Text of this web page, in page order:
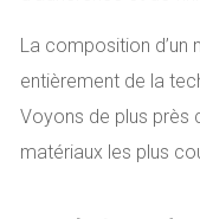
La composition d’un
entièrement de la
Voyons de plus près
matériaux les plus